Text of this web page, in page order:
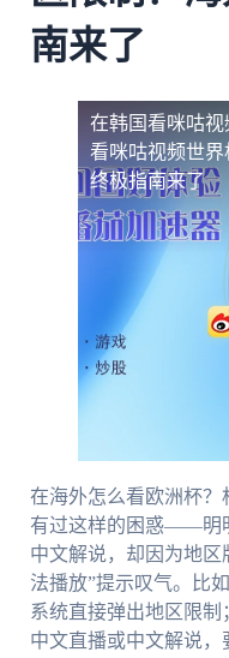
南来了
在韩国看咪咕视
看咪咕视频世
终极指南来了
在海外怎么看欧洲杯
有过这样的困惑——明
中文解说，却因为地
法播放”提示叹气。比
系统直接弹出地区限
中文直播或中文解说